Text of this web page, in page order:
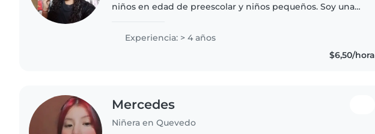
niños en edad de preescolar y niños pequeños. Soy una
Experiencia: > 4 años
$6,50/hora
Mercedes
Niñera en Quevedo